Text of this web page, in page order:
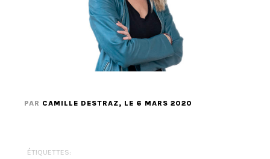
PAR CAMILLE DESTRAZ, LE 6 MARS 2020
ÉTIQUETTES: